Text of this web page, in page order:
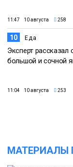
11:47 10 августа 258
10 Еда
Эксперт рассказал
большой и сочной
11:04 10 августа 253
МАТЕРИАЛЫ